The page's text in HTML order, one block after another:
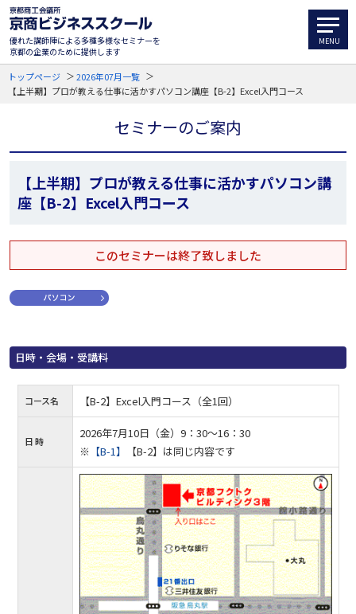
優れた講師陣による多種多様なセミナーを
京都の企業のために提供します
トップページ
2026年07月一覧
【上半期】プロが教える仕事に活かすパソコン講座【B-2】Excel入門コース
セミナーのご案内
【上半期】プロが教える仕事に活かすパソコン講
座【B-2】Excel入門コース
このセミナーは終了致しました
日時・会場・受講料
コース名 【B-2】Excel入門コース（全1回）
日 時
2026年7月10日（金）9：30～16：30
※ 【B-1】 【B-2】は同じ内容です